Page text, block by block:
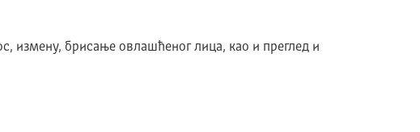
измену, брисање овлашћеног лица, као и преглед и